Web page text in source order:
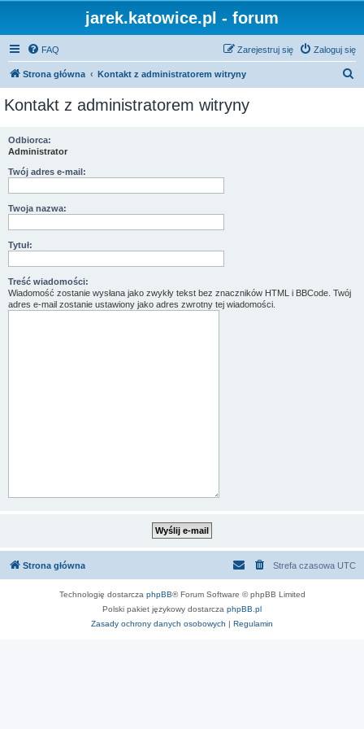
jarek.katowice.pl - forum
FAQ Zaloguj się
Zarejestruj się
Strona główna Kontakt z administratorem witryny
Kontakt z administratorem witryny
Odbiorca:
Administrator
Twój adres e-mail:
Twoja nazwa:
Tytuł:
Treść wiadomości:
Wiadomość zostanie wysłana jako zwykły tekst bez znaczników HTML i BBCode. Twój
adres e-mail zostanie ustawiony jako adres zwrotny tej wiadomości.
Strona główna Strefa czasowa UTC
Technologię dostarcza phpBB® Forum Software © phpBB Limited
Polski pakiet językowy dostarcza phpBB.pl
Zasady ochrony danych osobowych | Regulamin